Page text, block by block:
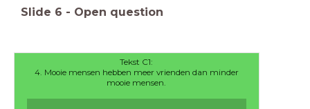
Slide 6 - Open question
Tekst C1:
4. Mooie mensen hebben meer vrienden dan minder
mooie mensen.